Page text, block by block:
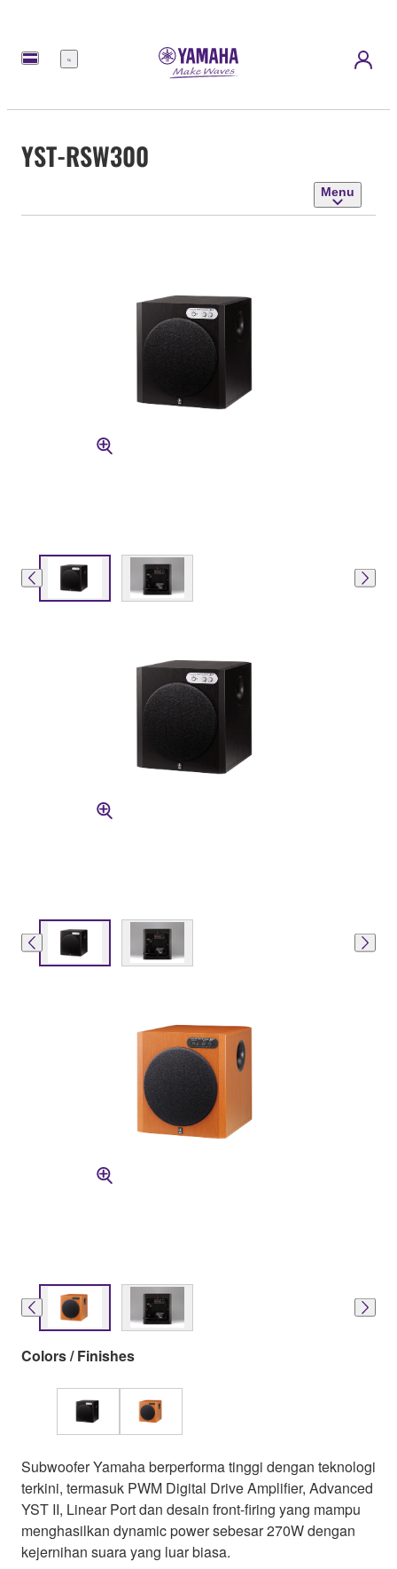
Menu
YST-RSW300
Menu
Colors / Finishes
Subwoofer Yamaha berperforma tinggi dengan teknologi
terkini, termasuk PWM Digital Drive Amplifier, Advanced
YST II, Linear Port dan desain front-firing yang mampu
menghasilkan dynamic power sebesar 270W dengan
kejernihan suara yang luar biasa.